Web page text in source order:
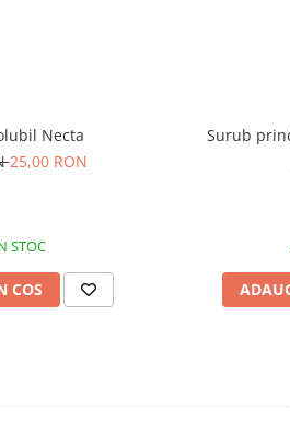
Necta
25,00 RON
STOC
COS
Surub